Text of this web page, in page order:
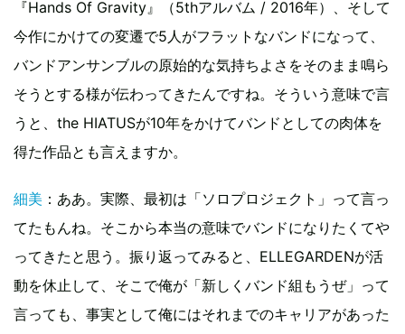
『Hands Of Gravity』（5thアルバム / 2016年）、そして
今作にかけての変遷で5人がフラットなバンドになって、
バンドアンサンブルの原始的な気持ちよさをそのまま鳴ら
そうとする様が伝わってきたんですね。そういう意味で言
うと、the HIATUSが10年をかけてバンドとしての肉体を
得た作品とも言えますか。
細美 ：ああ。実際、最初は「ソロプロジェクト」って言っ
てたもんね。そこから本当の意味でバンドになりたくてや
ってきたと思う。振り返ってみると、ELLEGARDENが活
動を休止して、そこで俺が「新しくバンド組もうぜ」って
言っても、事実として俺にはそれまでのキャリアがあった